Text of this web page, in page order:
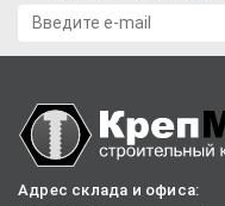
Адрес склада и офиса: